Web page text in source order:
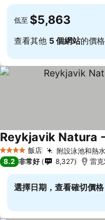
低至 $5,863
查看其他 5 個網站的價格
4 星級 飯店 附設泳池和熱
Reykjavik Natura
8.2 非常好 8,327 雷
選擇日期，查看確切價格